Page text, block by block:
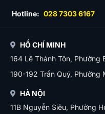
Hotline: 028 7303 6167
HỒ CHÍ MINH
164 Lê Thánh Tôn, Phường
190-192 Trần Quý, Phường
HÀ NỘI
11B Nguyễn Siêu, Phường